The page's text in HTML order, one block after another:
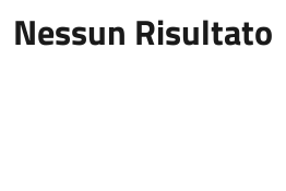
Nessun Risultato